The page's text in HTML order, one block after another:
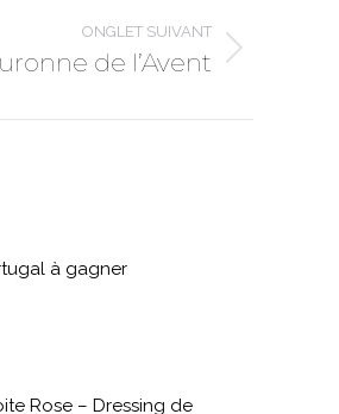
ONGLET SUIVANT
de l’Avent
à gagner
Rose – Dressing de